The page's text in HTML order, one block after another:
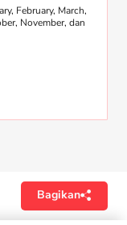
February, March,
November, dan
Bagikan